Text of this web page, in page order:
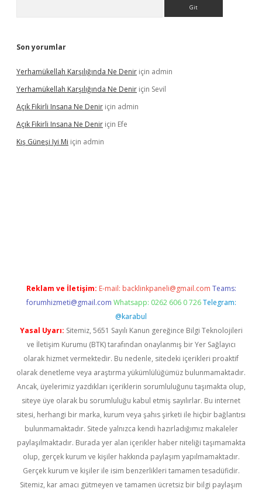
Son yorumlar
Yerhamükellah Karşılığında Ne Denir için admin
Yerhamükellah Karşılığında Ne Denir için Sevil
Açık Fikirli Insana Ne Denir için admin
Açık Fikirli Insana Ne Denir için Efe
Kış Güneşi Iyi Mi için admin
Reklam ve İletişim: E-mail: backlinkpaneli@gmail.com Teams:
forumhizmeti@gmail.com Whatsapp: 0262 606 0 726 Telegram:
@karabul
Yasal Uyarı: Sitemiz, 5651 Sayılı Kanun gereğince Bilgi Teknolojileri
ve İletişim Kurumu (BTK) tarafından onaylanmış bir Yer Sağlayıcı
olarak hizmet vermektedir. Bu nedenle, sitedeki içerikleri proaktif
olarak denetleme veya araştırma yükümlülüğümüz bulunmamaktadır.
Ancak, üyelerimiz yazdıkları içeriklerin sorumluluğunu taşımakta olup,
siteye üye olarak bu sorumluluğu kabul etmiş sayılırlar. Bu internet
sitesi, herhangi bir marka, kurum veya şahıs şirketi ile hiçbir bağlantısı
bulunmamaktadır. Sitede yalnızca kendi hazırladığımız makaleler
paylaşılmaktadır. Burada yer alan içerikler haber niteliği taşımamakta
olup, gerçek kurum ve kişiler hakkında paylaşım yapılmamaktadır.
Gerçek kurum ve kişiler ile isim benzerlikleri tamamen tesadüfidir.
Sitemiz, kar amacı gütmeyen ve tamamen ücretsiz bir bilgi paylaşım